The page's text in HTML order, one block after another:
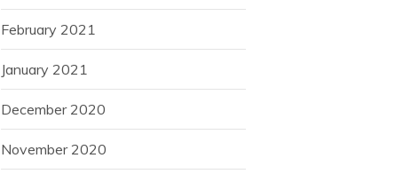
February 2021
January 2021
December 2020
November 2020